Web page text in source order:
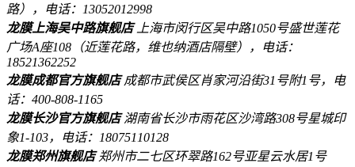
路），电话：13052012998
龙膜上海吴中路旗舰店 上海市闵行区吴中路1050号盛世莲花
广场A座108（近莲花路，维也纳酒店隔壁），电话：
18521362252
龙膜成都官方旗舰店成都市武侯区肖家河沿街31号附1号，电
话：400-808-1165
龙膜长沙官方旗舰店湖南省长沙市雨花区沙湾路308号星城印
象1-103，电话：18075110128
龙膜郑州旗舰店郑州市二七区环翠路162号亚星云水居1号